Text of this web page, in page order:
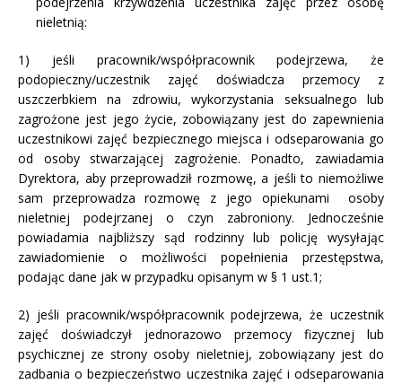
nieletnią:
1) jeśli pracownik/współpracownik podejrzewa, że
podopieczny/uczestnik zajęć doświadcza przemocy z
uszczerbkiem na zdrowiu, wykorzystania seksualnego lub
zagrożone jest jego życie, zobowiązany jest do zapewnienia
uczestnikowi zajęć bezpiecznego miejsca i odseparowania go
od osoby stwarzającej zagrożenie. Ponadto, zawiadamia
Dyrektora, aby przeprowadził rozmowę, a jeśli to niemożliwe
sam przeprowadza rozmowę z jego opiekunami osoby
nieletniej podejrzanej o czyn zabroniony. Jednocześnie
powiadamia najbliższy sąd rodzinny lub policję wysyłając
zawiadomienie o możliwości popełnienia przestępstwa,
podając dane jak w przypadku opisanym w § 1 ust.1;
2) jeśli pracownik/współpracownik podejrzewa, że uczestnik
zajęć doświadczył jednorazowo przemocy fizycznej lub
psychicznej ze strony osoby nieletniej, zobowiązany jest do
zadbania o bezpieczeństwo uczestnika zajęć i odseparowania